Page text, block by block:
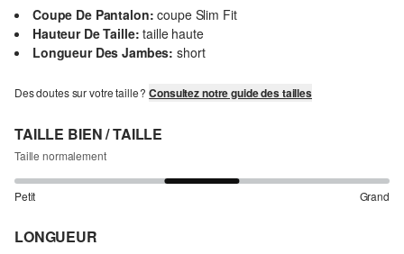
Coupe De Pantalon: coupe Slim Fit
Hauteur De Taille: taille haute
Longueur Des Jambes: short
Des doutes sur votre taille ?Consultez notre guide des tailles
TAILLE BIEN / TAILLE
Taille normalement
Petit Grand
LONGUEUR